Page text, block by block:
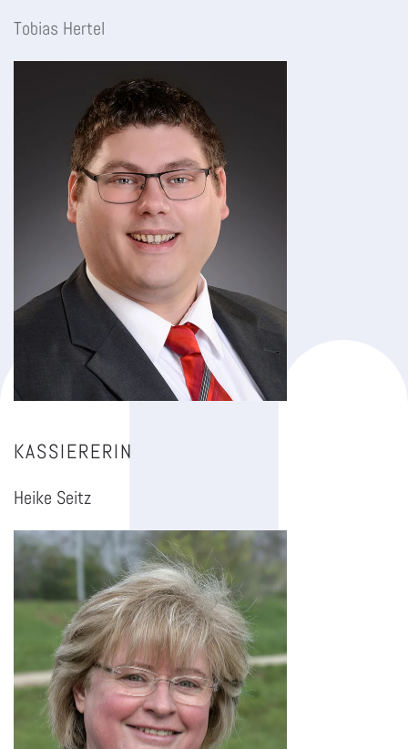
Tobias Hertel
KASSIERERIN
Heike Seitz